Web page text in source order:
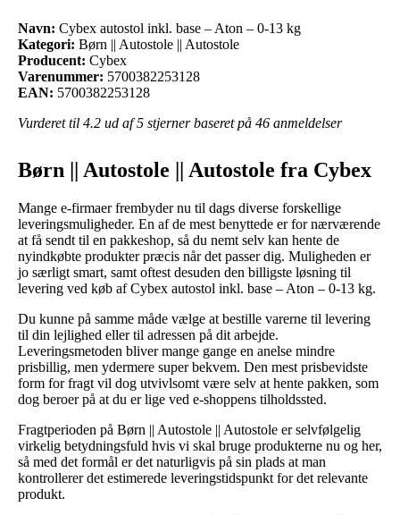
Navn: Cybex autostol inkl. base – Aton – 0-13 kg
Kategori: Børn || Autostole || Autostole
Producent: Cybex
Varenummer: 5700382253128
EAN: 5700382253128
Vurderet til 4.2 ud af 5 stjerner baseret på 46 anmeldelser
Børn || Autostole || Autostole fra Cybex
Mange e-firmaer frembyder nu til dags diverse forskellige
leveringsmuligheder. En af de mest benyttede er for nærværende
at få sendt til en pakkeshop, så du nemt selv kan hente de
nyindkøbte produkter præcis når det passer dig. Muligheden er
jo særligt smart, samt oftest desuden den billigste løsning til
levering ved køb af Cybex autostol inkl. base – Aton – 0-13 kg.
Du kunne på samme måde vælge at bestille varerne til levering
til din lejlighed eller til adressen på dit arbejde.
Leveringsmetoden bliver mange gange en anelse mindre
prisbillig, men ydermere super bekvem. Den mest prisbevidste
form for fragt vil dog utvivlsomt være selv at hente pakken, som
dog beroer på at du er lige ved e-shoppens tilholdssted.
Fragtperioden på Børn || Autostole || Autostole er selvfølgelig
virkelig betydningsfuld hvis vi skal bruge produkterne nu og her,
så med det formål er det naturligvis på sin plads at man
kontrollerer det estimerede leveringstidspunkt for det relevante
produkt.